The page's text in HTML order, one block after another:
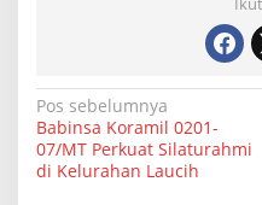
N
a
v
Pos sebelumnya
Babinsa Koramil 0201-
07/MT Perkuat Silaturahmi
di Kelurahan Laucih